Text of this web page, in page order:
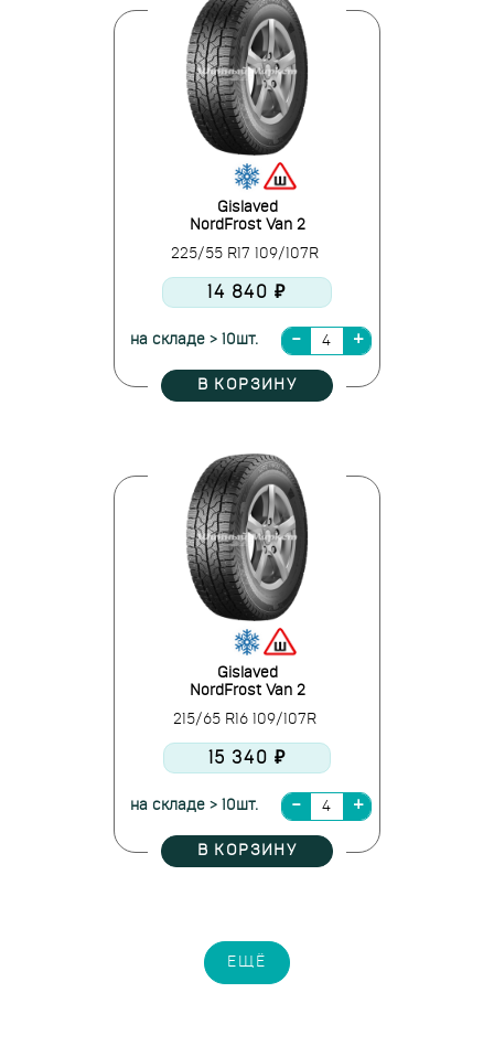
Gislaved
NordFrost Van 2
225/55 R17 109/107R
14 840 ₽
на складе > 10шт.
В КОРЗИНУ
Gislaved
NordFrost Van 2
215/65 R16 109/107R
15 340 ₽
на складе > 10шт.
В КОРЗИНУ
ЕЩЁ